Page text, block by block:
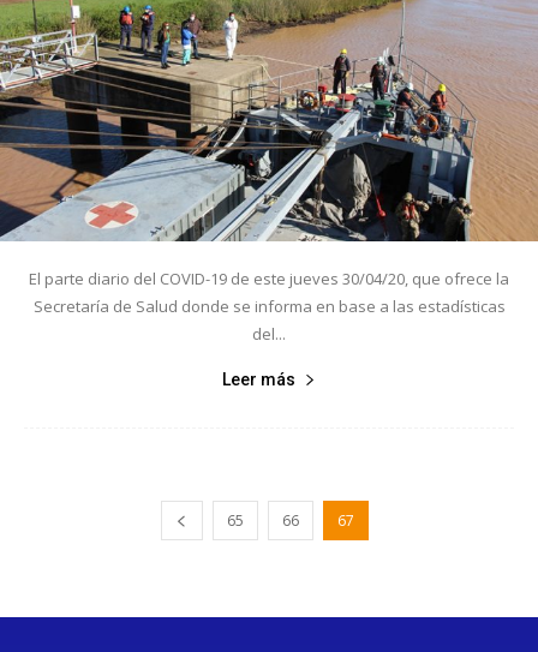
El parte diario del COVID-19 de este jueves 30/04/20, que ofrece la
Secretaría de Salud donde se informa en base a las estadísticas
del...
Leer más
65 66 67